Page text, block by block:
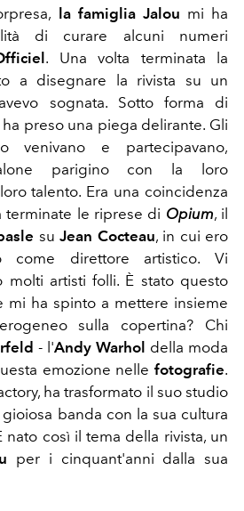
la famiglia Jalou mi ha
di curare alcuni numeri
. Una volta terminata la
a disegnare la rivista su un
sognata. Sotto forma di
preso una piega delirante. Gli
venivano e partecipavano,
parigino con la loro
talento. Era una coincidenza
terminate le riprese di Opium, il
suJean Cocteau, in cui ero
come direttore artistico. Vi
molti artisti folli. È stato questo
mi ha spinto a mettere insieme
sulla copertina? Chi
- l'Andy Warhol della moda
emozione nelle fotografie.
ha trasformato il suo studio
banda con la sua cultura
nato così il tema della rivista, un
per i cinquant'anni dalla sua